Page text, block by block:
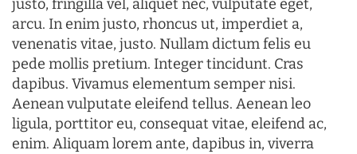
justo, fringilla vel, aliquet nec, vulputate eget,
arcu. In enim justo, rhoncus ut, imperdiet a,
venenatis vitae, justo. Nullam dictum felis eu
pede mollis pretium. Integer tincidunt. Cras
dapibus. Vivamus elementum semper nisi.
Aenean vulputate eleifend tellus. Aenean leo
ligula, porttitor eu, consequat vitae, eleifend ac,
enim. Aliquam lorem ante, dapibus in, viverra